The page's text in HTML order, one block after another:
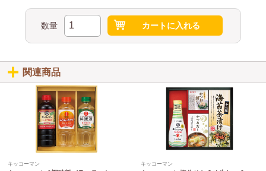
数量 カートに入れる
関連商品
キッコーマン キッコーマン